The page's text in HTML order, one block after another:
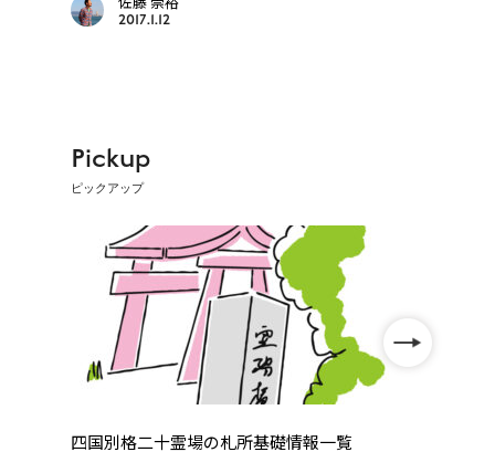
2017.1.12
Pickup
ピックアップ
四国別格二十霊場の札所基礎情報一覧